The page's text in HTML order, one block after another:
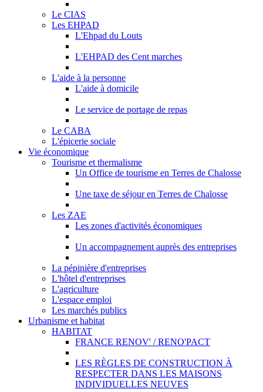
Le CIAS
Les EHPAD
L'Ehpad du Louts
L'EHPAD des Cent marches
L'aide à la personne
L'aide à domicile
Le service de portage de repas
Le CABA
L'épicerie sociale
Vie économique
Tourisme et thermalisme
Un Office de tourisme en Terres de Chalosse
Une taxe de séjour en Terres de Chalosse
Les ZAE
Les zones d'activités économiques
Un accompagnement auprès des entreprises
La pépinière d'entreprises
L'hôtel d'entreprises
L'agriculture
L'espace emploi
Les marchés publics
Urbanisme et habitat
HABITAT
FRANCE RENOV' / RENO'PACT
LES RÈGLES DE CONSTRUCTION À
RESPECTER DANS LES MAISONS
INDIVIDUELLES NEUVES